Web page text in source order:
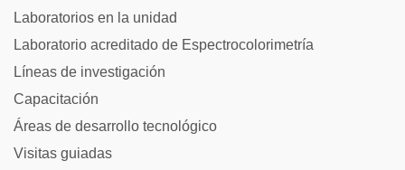
Laboratorios en la unidad
Laboratorio acreditado de Espectrocolorimetría
Líneas de investigación
Capacitación
Áreas de desarrollo tecnológico
Visitas guiadas